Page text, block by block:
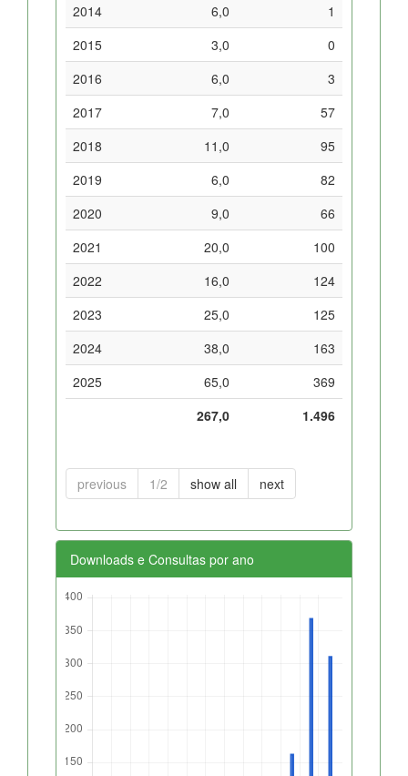
2014
6,0
1
2015
3,0
0
2016
6,0
3
2017
7,0
57
2018
11,0
95
2019
6,0
82
2020
9,0
66
2021
20,0
100
2022
16,0
124
2023
25,0
125
2024
38,0
163
2025
65,0
369
267,0
1.496
previous 1/2 show all next
Downloads e Consultas por ano